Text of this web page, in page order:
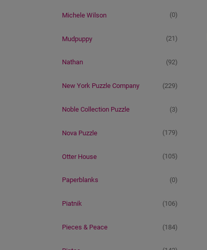
Michele Wilson (0)
Mudpuppy (21)
Nathan (92)
New York Puzzle Company (229)
Noble Collection Puzzle (3)
Nova Puzzle (179)
Otter House (105)
Paperblanks (0)
Piatnik (106)
Pieces & Peace (184)